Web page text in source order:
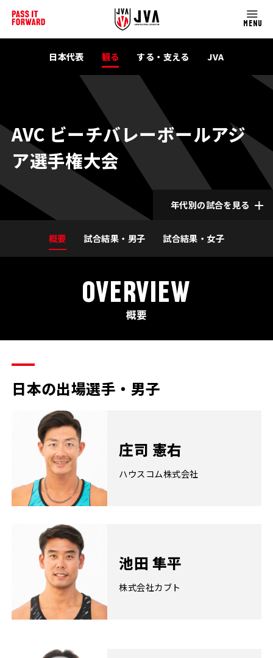
MENU
日本代表 観る する・支える JVA
AVC ビーチバレーボールアジ
ア選手権大会
年代別の試合を見る
概要 試合結果・男子 試合結果・女子
OVERVIEW
概要
日本の出場選手・男子
庄司 憲右
ハウスコム株式会社
池田 隼平
株式会社カブト